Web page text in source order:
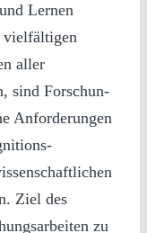
Lernen
vielfältigen
aller
sind Forschun-
Anforderungen
Ziel des
zu